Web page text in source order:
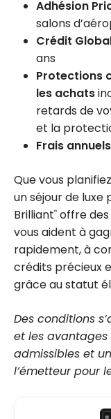
Adhésion
salons
Crédit
ans
Protections
les achats
retards de
et la
Frais
Que vous
un séjour de
Brilliant® offre
vous aident à
rapidement, à
crédits précieux
grâce au statut
Des conditions
et les avantages
admissibles et
l’émetteur pour